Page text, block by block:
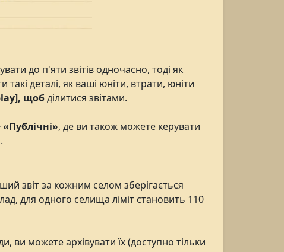
до п'яти звітів одночасно, тоді як
деталі, як ваші юніти, втрати, юніти
щобділитися звітами.
«Публічні», де ви також можете керувати
звіт за кожним селом зберігається
для одного селища ліміт становить 110
можете архівувати їх (доступно тільки